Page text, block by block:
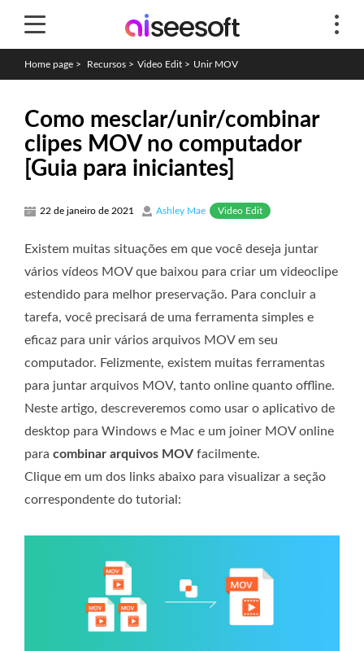
Home page > Recursos > Video Edit > Unir MOV
Como mesclar/unir/combinar
clipes MOV no computador
[Guia para iniciantes]
22 de janeiro de 2021 Ashley Mae Video Edit
Existem muitas situações em que você deseja juntar
vários vídeos MOV que baixou para criar um videoclipe
estendido para melhor preservação. Para concluir a
tarefa, você precisará de uma ferramenta simples e
eficaz para unir vários arquivos MOV em seu
computador. Felizmente, existem muitas ferramentas
para juntar arquivos MOV, tanto online quanto offline.
Neste artigo, descreveremos como usar o aplicativo de
desktop para Windows e Mac e um joiner MOV online
para combinar arquivos MOV facilmente.
Clique em um dos links abaixo para visualizar a seção
correspondente do tutorial: